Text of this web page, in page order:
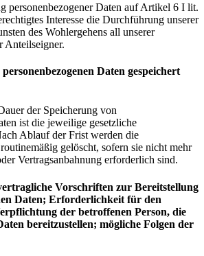
personenbezogener Daten auf Artikel 6 I lit.
Interesse die Durchführung unserer
des Wohlergehens all unserer
Anteilseigner.
Daten gespeichert
der Speicherung von
ist die jeweilige gesetzliche
Ablauf der Frist werden die
gelöscht, sofern sie nicht mehr
Vertragsanbahnung erforderlich sind.
Vorschriften zur Bereitstellung
Daten; Erforderlichkeit für den
der betroffenen Person, die
bereitzustellen; mögliche Folgen der